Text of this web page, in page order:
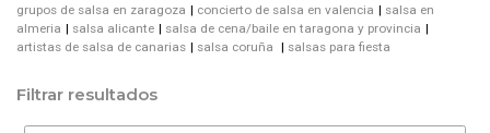
grupos de salsa en zaragoza
concierto de salsa en valencia
salsa en
almeria
salsa alicante
salsa de cena/baile en taragona y provincia
artistas de salsa de canarias
salsa coruña salsas para fiesta
Filtrar resultados